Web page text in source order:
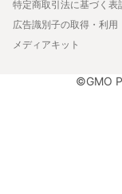
特定商取引法に基づく表
広告識別子の取得・利用
メディアキット
©GMO